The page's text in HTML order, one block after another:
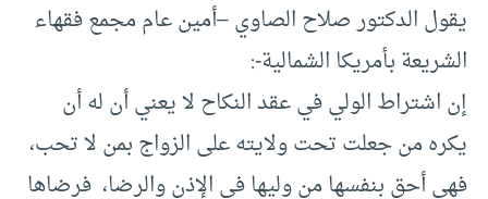
يقول الدكتور صلاح الصاوي –أمين عام مجمع فقهاء
الشريعة بأمريكا الشمالية-:
إن اشتراط الولي في عقد النكاح لا يعني أن له أن
يكره من جعلت تحت ولايته على الزواج بمن لا تحب،
فهي أحق بنفسها من وليها في الإذن والرضا، فرضاها